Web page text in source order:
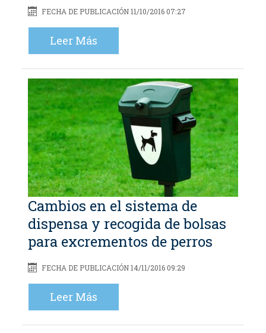
FECHA DE PUBLICACIÓN 11/10/2016 07:27
Leer Más
Cambios en el sistema de
dispensa y recogida de bolsas
para excrementos de perros
FECHA DE PUBLICACIÓN 14/11/2016 09:29
Leer Más